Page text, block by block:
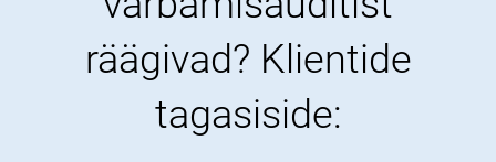
räägivad? Klientide
tagasiside: